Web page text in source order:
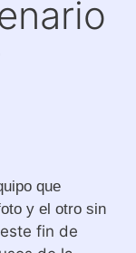
que
y el otro sin
fin de